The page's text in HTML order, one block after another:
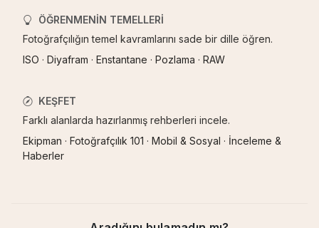
ÖĞRENMENIN TEMELLERI
Fotoğrafçılığın temel kavramlarını sade bir dille öğren.
ISO · Diyafram · Enstantane · Pozlama · RAW
KEŞFET
Farklı alanlarda hazırlanmış rehberleri incele.
Ekipman · Fotoğrafçılık 101 · Mobil & Sosyal · İnceleme &
Haberler